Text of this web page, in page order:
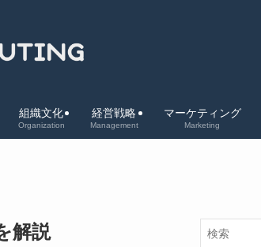
組織文化
Organization
経営戦略
Management
マーケティング
Marketing
解説